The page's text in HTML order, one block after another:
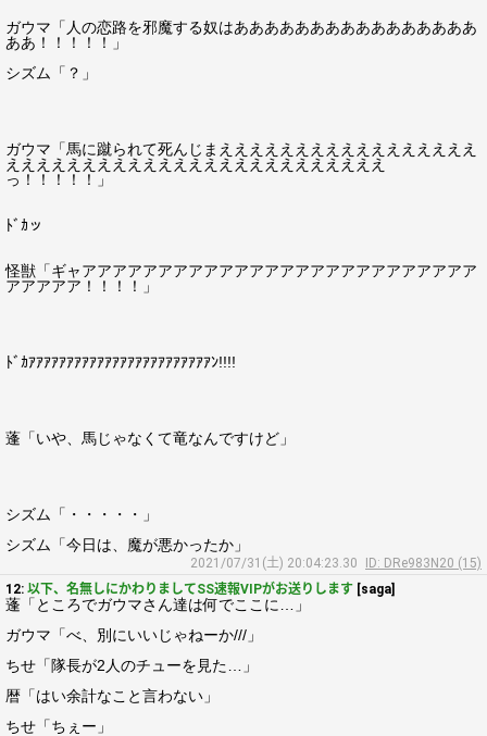
ガウマ「人の恋路を邪魔する奴はああああああああああああああああ
ああ！！！！！」
シズム「？」
ガウマ「馬に蹴られて死んじまえええええええええええええええええ
えええええええええええええええええええええええええ
っ！！！！！」
ﾄﾞｶッ
怪獣「ギャアアアアアアアアアアアアアアアアアアアアアアアアアア
アアアアア！！！！」
ﾄﾞｶｱｱｱｱｱｱｱｱｱｱｱｱｱｱｱｱｱｱｱｱｱｱｱｱﾝ!!!!
蓬「いや、馬じゃなくて竜なんですけど」
シズム「・・・・・」
シズム「今日は、魔が悪かったか」
2021/07/31(土) 20:04:23.30
ID: DRe983N20 (15)
12: 以下、名無しにかわりましてSS速報VIPがお送りします [saga]
蓬「ところでガウマさん達は何でここに…」
ガウマ「べ、別にいいじゃねーか///」
ちせ「隊長が2人のチューを見た…」
暦「はい余計なこと言わない」
ちせ「ちぇー」